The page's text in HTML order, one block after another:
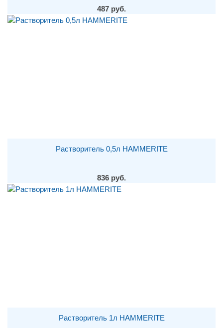
487 руб.
Растворитель 0,5л HAMMERITE
836 руб.
Растворитель 1л HAMMERITE